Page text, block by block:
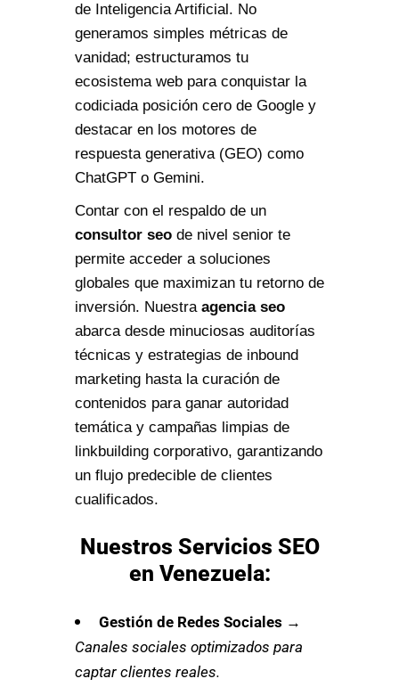
de Inteligencia Artificial. No
generamos simples métricas de
vanidad; estructuramos tu
ecosistema web para conquistar la
codiciada posición cero de Google y
destacar en los motores de
respuesta generativa (GEO) como
ChatGPT o Gemini.
Contar con el respaldo de un
consultor seo de nivel senior te
permite acceder a soluciones
globales que maximizan tu retorno de
inversión. Nuestra agencia seo
abarca desde minuciosas auditorías
técnicas y estrategias de inbound
marketing hasta la curación de
contenidos para ganar autoridad
temática y campañas limpias de
linkbuilding corporativo, garantizando
un flujo predecible de clientes
cualificados.
Nuestros Servicios SEO
en Venezuela:
Gestión de Redes Sociales →
Canales sociales optimizados para
captar clientes reales.